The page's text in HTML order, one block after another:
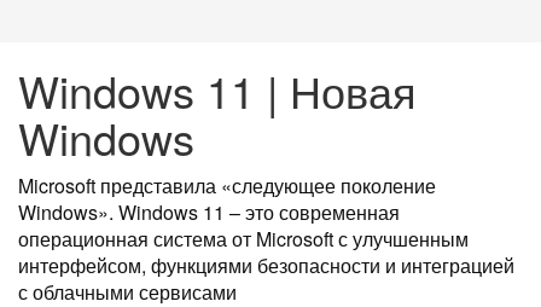
Windows 11 | Новая
Windows
Microsoft представила «следующее поколение
Windows». Windows 11 – это современная
операционная система от Microsoft с улучшенным
интерфейсом, функциями безопасности и интеграцией
с облачными сервисами